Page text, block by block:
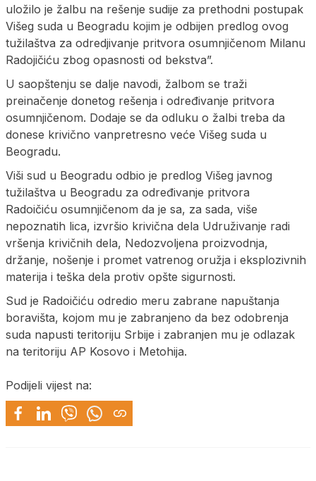
uložilo je žalbu na rešenje sudije za prethodni postupak
Višeg suda u Beogradu kojim je odbijen predlog ovog
tužilaštva za odredjivanje pritvora osumnjičenom Milanu
Radojičiću zbog opasnosti od bekstva”.
U saopštenju se dalje navodi, žalbom se traži
preinačenje donetog rešenja i određivanje pritvora
osumnjičenom. Dodaje se da odluku o žalbi treba da
donese krivično vanpretresno veće Višeg suda u
Beogradu.
Viši sud u Beogradu odbio je predlog Višeg javnog
tužilaštva u Beogradu za određivanje pritvora
Radoičiću osumnjičenom da je sa, za sada, više
nepoznatih lica, izvršio krivična dela Udruživanje radi
vršenja krivičnih dela, Nedozvoljena proizvodnja,
držanje, nošenje i promet vatrenog oružja i eksplozivnih
materija i teška dela protiv opšte sigurnosti.
Sud je Radoičiću odredio meru zabrane napuštanja
boravišta, kojom mu je zabranjeno da bez odobrenja
suda napusti teritoriju Srbije i zabranjen mu je odlazak
na teritoriju AP Kosovo i Metohija.
Podijeli vijest na: